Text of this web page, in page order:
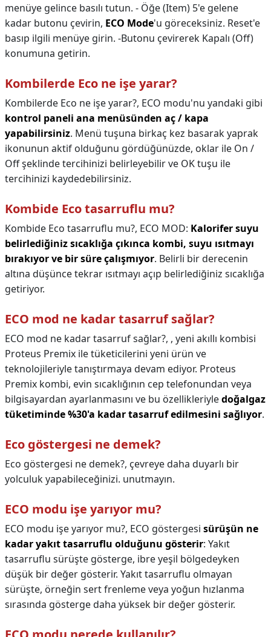
menüye gelince basılı tutun. - Öğe (Item) 5'e gelene
kadar butonu çevirin, ECO Mode'u göreceksiniz. Reset'e
basıp ilgili menüye girin. -Butonu çevirerek Kapalı (Off)
konumuna getirin.
Kombilerde Eco ne işe yarar?
Kombilerde Eco ne işe yarar?, ECO modu'nu yandaki gibi
kontrol paneli ana menüsünden aç / kapa
yapabilirsiniz. Menü tuşuna birkaç kez basarak yaprak
ikonunun aktif olduğunu gördüğünüzde, oklar ile On /
Off şeklinde tercihinizi belirleyebilir ve OK tuşu ile
tercihinizi kaydedebilirsiniz.
Kombide Eco tasarruflu mu?
Kombide Eco tasarruflu mu?, ECO MOD: Kalorifer suyu
belirlediğiniz sıcaklığa çıkınca kombi, suyu ısıtmayı
bırakıyor ve bir süre çalışmıyor. Belirli bir derecenin
altına düşünce tekrar ısıtmayı açıp belirlediğiniz sıcaklığa
getiriyor.
ECO mod ne kadar tasarruf sağlar?
ECO mod ne kadar tasarruf sağlar?, , yeni akıllı kombisi
Proteus Premix ile tüketicilerini yeni ürün ve
teknolojileriyle tanıştırmaya devam ediyor. Proteus
Premix kombi, evin sıcaklığının cep telefonundan veya
bilgisayardan ayarlanmasını ve bu özellikleriyledoğalgaz
tüketiminde %30'a kadar tasarruf edilmesini sağlıyor.
Eco göstergesi ne demek?
Eco göstergesi ne demek?, çevreye daha duyarlı bir
yolculuk yapabileceğinizi. unutmayın.
ECO modu işe yarıyor mu?
ECO modu işe yarıyor mu?, ECO göstergesi sürüşün ne
kadar yakıt tasarruflu olduğunu gösterir: Yakıt
tasarruflu sürüşte gösterge, ibre yeşil bölgedeyken
düşük bir değer gösterir. Yakıt tasarruflu olmayan
sürüşte, örneğin sert frenleme veya yoğun hızlanma
sırasında gösterge daha yüksek bir değer gösterir.